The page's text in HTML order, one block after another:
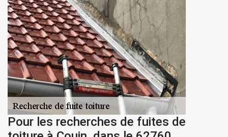
Pour les recherches de fuites de